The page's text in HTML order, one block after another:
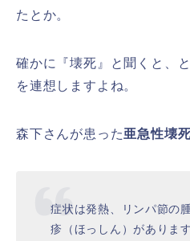
たとか。
確かに『壊死』と聞くと、
を連想しますよね。
森下さんが患った亜急性壊
症状は発熱、リンパ節の
疹（ほっしん）がありま